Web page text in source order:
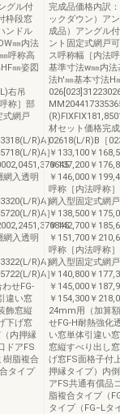
グル付
枠段窓
ンドル
㎜内法
呼称高
㎜姿図
右吊
称］部
式網戸
R)A］
R)A］
網入透明
R)A］
R)A］
網入透明
R)A］
R)A］
せFG-
違い窓
飾窓縦
下げ窓
内押縁
ドアFS
樹脂複合
タイプ
完成品価格内訳
ックダウン）ア
成品）アングル
ント固定式網戸
ス呼称幅［内法
基準寸法w㎜内
法h'㎜基本寸法H
材セット価格完
02618(L/R)B［
￥133,100￥
￥137,200￥
￥146,000￥
呼称［内法呼称
網入型固定式網
￥138,500￥
￥142,700￥
￥151,700￥
呼称［内法呼称
網入型固定式網
￥140,800￥
￥145,000￥
￥154,300￥
24mm用（加算
せFG-H耐熱強化
い窓単体引違い
窓縦すべり出し
げ窓FS面格子付
押縁タイプ）内
アFS共通有償品
脂複合タイプ（
タイプ（FG−Lタ